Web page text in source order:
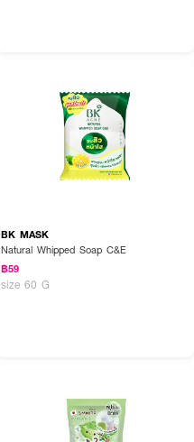
BK MASK
Natural Whipped Soap C&E
฿59
size 60 G